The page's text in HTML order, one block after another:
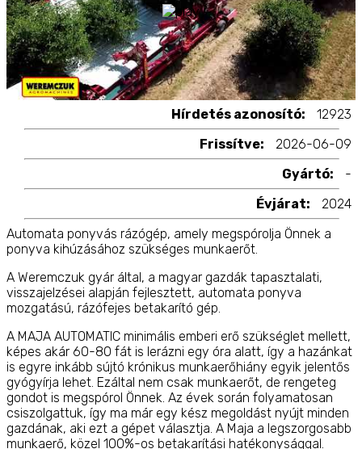
Hírdetés azonosító:
12923
Frissítve:
2026-06-09
Gyártó:
-
Évjárat:
2024
Automata ponyvás rázógép, amely megspórolja Önnek a
ponyva kihúzásához szükséges munkaerőt.
A Weremczuk gyár által, a magyar gazdák tapasztalati,
visszajelzései alapján fejlesztett, automata ponyva
mozgatású, rázófejes betakarító gép.
A MAJA AUTOMATIC minimális emberi erő szükséglet mellett,
képes akár 60-80 fát is lerázni egy óra alatt, így a hazánkat
is egyre inkább sújtó krónikus munkaerőhiány egyik jelentős
gyógyírja lehet. Ezáltal nem csak munkaerőt, de rengeteg
gondot is megspórol Önnek. Az évek során folyamatosan
csiszolgattuk, így ma már egy kész megoldást nyújt minden
gazdának, aki ezt a gépet választja. A Maja a legszorgosabb
munkaerő, közel 100%-os betakarítási hatékonysággal.